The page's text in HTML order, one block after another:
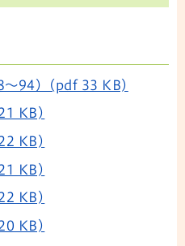
～94）(pdf 33 KB)
KB)
KB)
KB)
KB)
KB)